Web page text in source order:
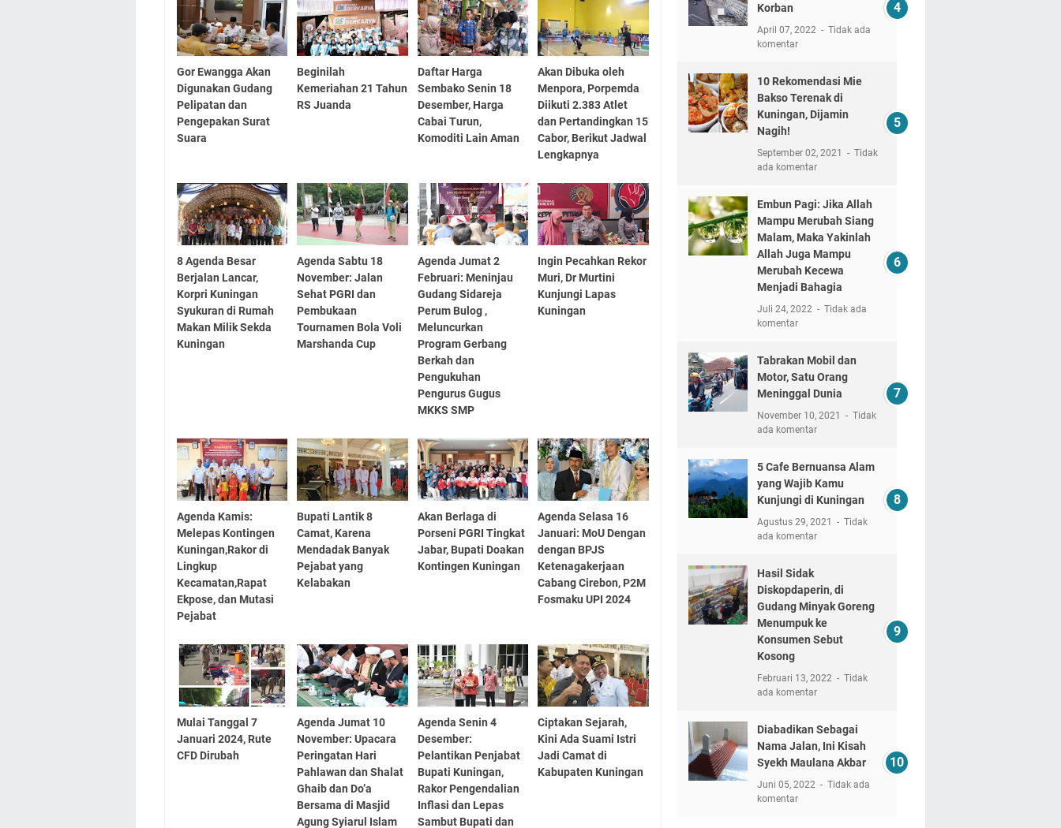
Gor Ewangga Akan
Digunakan Gudang
Pelipatan dan
Pengepakan Surat
Suara
Beginilah
Kemeriahan 21 Tahun
RS Juanda
Daftar Harga
Sembako Senin 18
Desember, Harga
Cabai Turun,
Komoditi Lain Aman
Akan Dibuka oleh
Menpora, Porpemda
Diikuti 2.383 Atlet
dan Pertandingkan 15
Cabor, Berikut Jadwal
Lengkapnya
8 Agenda Besar
Berjalan Lancar,
Korpri Kuningan
Syukuran di Rumah
Makan Milik Sekda
Kuningan
Agenda Sabtu 18
November: Jalan
Sehat PGRI dan
Pembukaan
Tournamen Bola Voli
Marshanda Cup
Agenda Jumat 2
Februari: Meninjau
Gudang Sidareja
Perum Bulog ,
Meluncurkan
Program Gerbang
Berkah dan
Pengukuhan
Pengurus Gugus
MKKS SMP
Ingin Pecahkan Rekor
Muri, Dr Murtini
Kunjungi Lapas
Kuningan
Agenda Kamis:
Melepas Kontingen
Kuningan,Rakor di
Lingkup
Kecamatan,Rapat
Ekpose, dan Mutasi
Pejabat
Bupati Lantik 8
Camat, Karena
Mendadak Banyak
Pejabat yang
Kelabakan
Akan Berlaga di
Porseni PGRI Tingkat
Jabar, Bupati Doakan
Kontingen Kuningan
Agenda Selasa 16
Januari: MoU Dengan
dengan BPJS
Ketenagakerjaan
Cabang Cirebon, P2M
Fosmaku UPI 2024
Mulai Tanggal 7
Januari 2024, Rute
CFD Dirubah
Agenda Jumat 10
November: Upacara
Peringatan Hari
Pahlawan dan Shalat
Ghaib dan Do’a
Bersama di Masjid
Agung Syiarul Islam
Agenda Senin 4
Desember:
Pelantikan Penjabat
Bupati Kuningan,
Rakor Pengendalian
Inflasi dan Lepas
Sambut Bupati dan
Ciptakan Sejarah,
Kini Ada Suami Istri
Jadi Camat di
Kabupaten Kuningan
Korban
April 07, 2022
Tidak ada
komentar
10 Rekomendasi Mie
Bakso Terenak di
Kuningan, Dijamin
Nagih!
September 02, 2021
Tidak
ada komentar
Embun Pagi: Jika Allah
Mampu Merubah Siang
Malam, Maka Yakinlah
Allah Juga Mampu
Merubah Kecewa
Menjadi Bahagia
Juli 24, 2022
Tidak ada
komentar
Tabrakan Mobil dan
Motor, Satu Orang
Meninggal Dunia
November 10, 2021
Tidak
ada komentar
5 Cafe Bernuansa Alam
yang Wajib Kamu
Kunjungi di Kuningan
Agustus 29, 2021
Tidak
ada komentar
Hasil Sidak
Diskopdaperin, di
Gudang Minyak Goreng
Menumpuk ke
Konsumen Sebut
Kosong
Februari 13, 2022
Tidak
ada komentar
Diabadikan Sebagai
Nama Jalan, Ini Kisah
Syekh Maulana Akbar
Juni 05, 2022
Tidak ada
komentar